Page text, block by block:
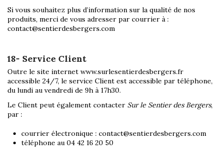
Si vous souhaitez plus d’information sur la qualité de nos
produits, merci de vous adresser par courrier à :
contact@sentierdesbergers.com
18- Service Client
Outre le site internet www.surlesentierdesbergers.fr
accessible 24/7, le service Client est accessible par téléphone,
du lundi au vendredi de 9h à 17h30.
Le Client peut également contacter Sur le Sentier des Bergers,
par :
courrier électronique : contact@sentierdesbergers.com
téléphone au 04 42 16 20 50